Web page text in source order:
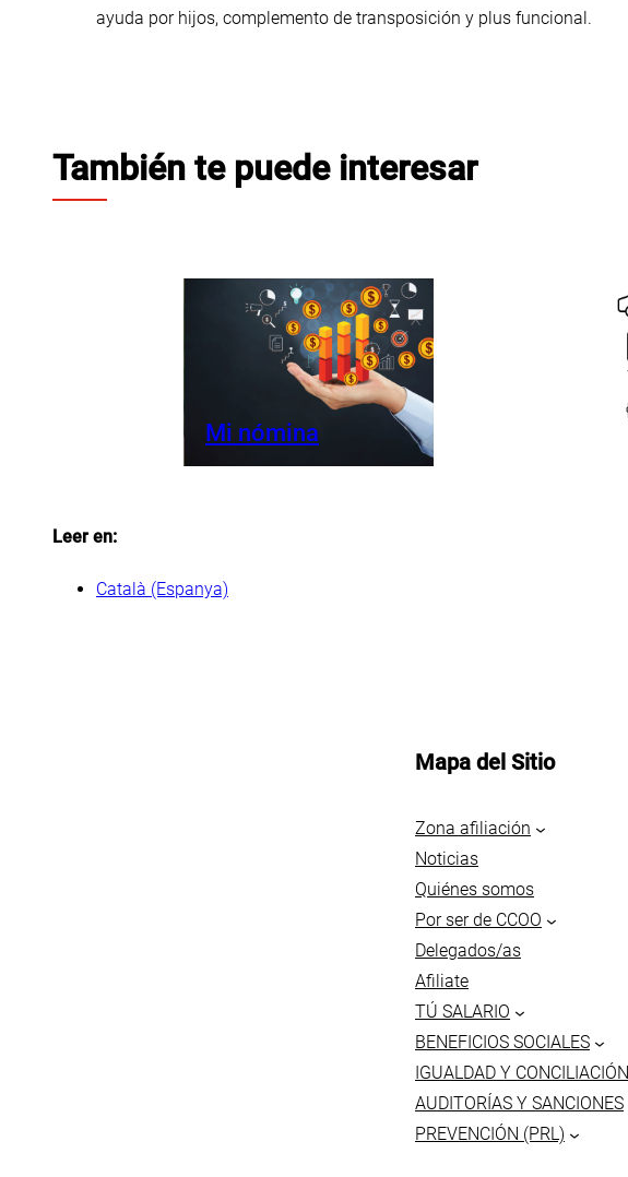
ayuda por hijos, complemento de transposición y plus funcional.
También te puede interesar
Mi nómina
Leer en:
Català (Espanya)
Mapa del Sitio
Zona afiliación
Noticias
Quiénes somos
Por ser de CCOO
Delegados/as
Afiliate
TÚ SALARIO
BENEFICIOS SOCIALES
IGUALDAD Y CONCILIACIÓN
AUDITORÍAS Y SANCIONES
PREVENCIÓN (PRL)